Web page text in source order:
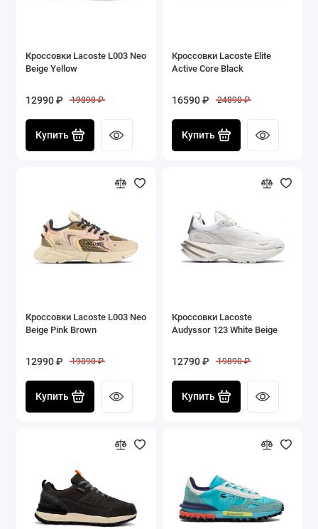
Кроссовки Lacoste L003 Neo
Beige Yellow
12990 ₽ 19890 ₽
Купить
Кроссовки Lacoste Elite
Active Core Black
16590 ₽ 24890 ₽
Купить
Кроссовки Lacoste L003 Neo
Beige Pink Brown
12990 ₽ 19890 ₽
Купить
Кроссовки Lacoste
Audyssor 123 White Beige
12790 ₽ 19890 ₽
Купить